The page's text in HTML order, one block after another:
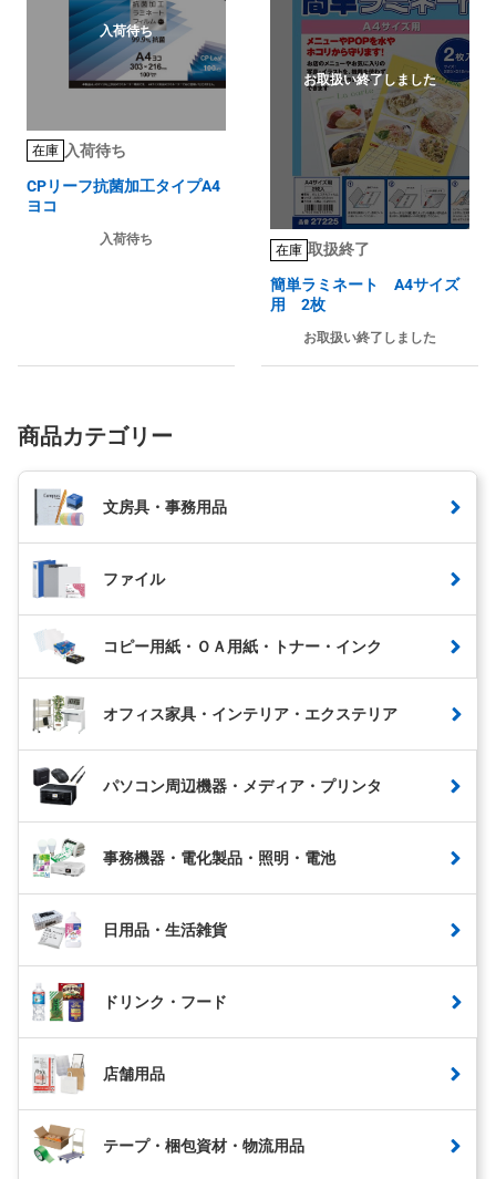
入荷待ち
在庫 入荷待ち
CPリーフ抗菌加工タイプA4
ヨコ
入荷待ち
お取扱い終了しました
在庫 取扱終了
簡単ラミネート A4サイズ
用 2枚
お取扱い終了しました
商品カテゴリー
文房具・事務用品
ファイル
コピー用紙・ＯＡ用紙・トナー・インク
オフィス家具・インテリア・エクステリア
パソコン周辺機器・メディア・プリンタ
事務機器・電化製品・照明・電池
日用品・生活雑貨
ドリンク・フード
店舗用品
テープ・梱包資材・物流用品